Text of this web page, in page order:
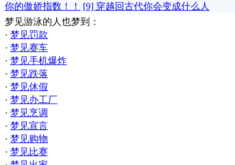
你的傲娇指数！！
[9] 穿越回古代你会变成什么人
梦见游泳的人也梦到：
· 梦见罚款
· 梦见赛车
· 梦见手机爆炸
· 梦见跌落
· 梦见休假
· 梦见办工厂
· 梦见烹调
· 梦见宣言
· 梦见购物
· 梦见比赛